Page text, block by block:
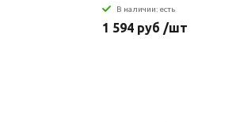
В наличии: есть
1 594 руб /шт